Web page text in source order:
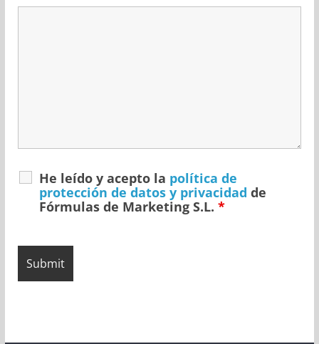
He leído y acepto la política de
protección de datos y privacidad de
Fórmulas de Marketing S.L. *